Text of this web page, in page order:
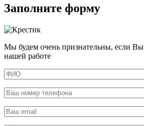
Заполните форму
Мы будем очень признательны, если Вы
нашей работе